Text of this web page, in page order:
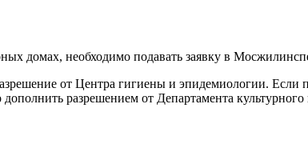
домах, необходимо подавать заявку в
от Центра гигиены и эпидемиологии.
разрешением от Департамента культурного